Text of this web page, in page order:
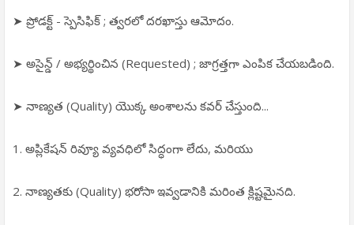
➤ ప్రోడక్ట్ - స్పెసిఫిక్ ; త్వరలో దరఖాస్తు ఆమోదం.
➤ అసైన్డ్ / అభ్యర్థించిన (Requested) ; జాగ్రత్తగా ఎంపిక చేయబడింది.
➤ నాణ్యత (Quality) యొక్క అంశాలను కవర్ చేస్తుంది...
1. అప్లికేషన్ రివ్యూ వ్యవధిలో సిద్ధంగా లేదు, మరియు
2. నాణ్యతకు (Quality) భరోసా ఇవ్వడానికి మరింత క్లిష్టమైనది.